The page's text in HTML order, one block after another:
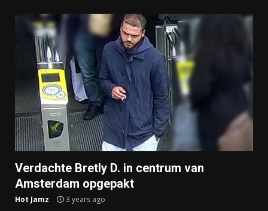
Verdachte Bretly D. in centrum van
Amsterdam opgepakt
Hot Jamz 3 years ago